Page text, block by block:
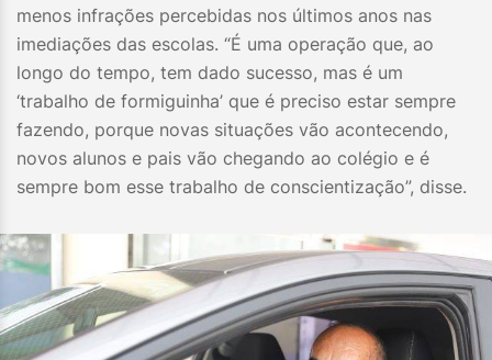
menos infrações percebidas nos últimos anos nas
imediações das escolas. “É uma operação que, ao
longo do tempo, tem dado sucesso, mas é um
‘trabalho de formiguinha’ que é preciso estar sempre
fazendo, porque novas situações vão acontecendo,
novos alunos e pais vão chegando ao colégio e é
sempre bom esse trabalho de conscientização”, disse.